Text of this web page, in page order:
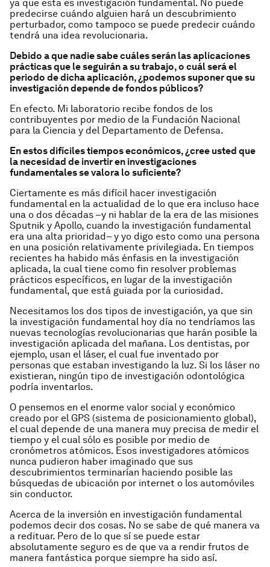
ya que esta es investigación fundamental. No puede
predecirse cuándo alguien hará un descubrimiento
perturbador, como tampoco se puede predecir cuándo
tendrá una idea revolucionaria.
Debido a que nadie sabe cuáles serán las aplicaciones
prácticas que le seguirán a su trabajo, o cuál será el
periodo de dicha aplicación, ¿podemos suponer que su
investigación depende de fondos públicos?
En efecto. Mi laboratorio recibe fondos de los
contribuyentes por medio de la Fundación Nacional
para la Ciencia y del Departamento de Defensa.
En estos difíciles tiempos económicos, ¿cree usted que
la necesidad de invertir en investigaciones
fundamentales se valora lo suficiente?
Ciertamente es más difícil hacer investigación
fundamental en la actualidad de lo que era incluso hace
una o dos décadas –y ni hablar de la era de las misiones
Sputnik y Apollo, cuando la investigación fundamental
era una alta prioridad– y yo digo esto como una persona
en una posición relativamente privilegiada. En tiempos
recientes ha habido más énfasis en la investigación
aplicada, la cual tiene como fin resolver problemas
prácticos específicos, en lugar de la investigación
fundamental, que está guiada por la curiosidad.
Necesitamos los dos tipos de investigación, ya que sin
la investigación fundamental hoy día no tendríamos las
nuevas tecnologías revolucionarias que harán posible la
investigación aplicada del mañana. Los dentistas, por
ejemplo, usan el láser, el cual fue inventado por
personas que estaban investigando la luz. Si los láser no
existieran, ningún tipo de investigación odontológica
podría inventarlos.
O pensemos en el enorme valor social y económico
creado por el GPS (sistema de posicionamiento global),
el cual depende de una manera muy precisa de medir el
tiempo y el cual sólo es posible por medio de
cronómetros atómicos. Esos investigadores atómicos
nunca pudieron haber imaginado que sus
descubrimientos terminarían haciendo posible las
búsquedas de ubicación por internet o los automóviles
sin conductor.
Acerca de la inversión en investigación fundamental
podemos decir dos cosas. No se sabe de qué manera va
a redituar. Pero de lo que sí se puede estar
absolutamente seguro es de que va a rendir frutos de
manera fantástica porque siempre ha sido así.